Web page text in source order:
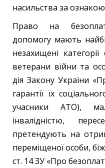
насильства за
Право на
допомогу мають
незахищені
ветерани війни та
дія Закону України
гарантії їх
учасники АТО),
інвалідністю,
претендують на
переміщеної особи,
ст. 14 ЗУ «Про